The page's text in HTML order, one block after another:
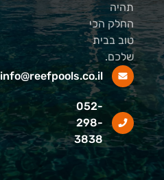
תהיה
החלק הכי
טוב בבית
שלכם.
info@reefpools.co.il
052-
298-
3838